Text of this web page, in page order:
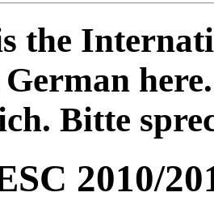
the
German
Bitte
2010/